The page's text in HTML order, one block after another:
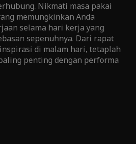
Nikmati masa pakai
memungkinkan Anda
selama hari kerja yang
sepenuhnya. Dari rapat
di malam hari, tetaplah
penting dengan performa